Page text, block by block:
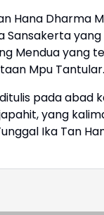
Hana Dharma
Sansakerta
Mendua yang
Mpu Tantular.
pada abad
yang
Ika Tan